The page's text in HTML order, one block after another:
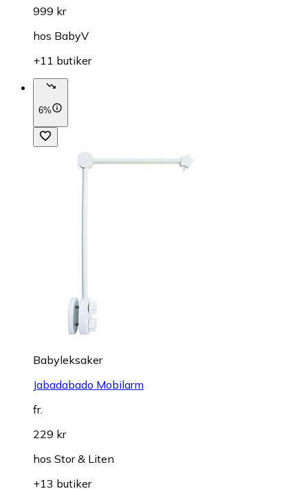
999 kr
hos BabyV
+11 butiker
6%
Babyleksaker
Jabadabado Mobilarm
fr.
229 kr
hos Stor & Liten
+13 butiker